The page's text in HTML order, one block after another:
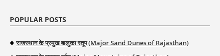
POPULAR POSTS
राजस्थान के प्रमुख बालुका स्तूप (Major Sand Dunes of Rajasthan)